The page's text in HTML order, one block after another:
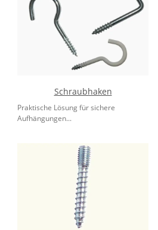
Schraubhaken
Praktische Lösung für sichere
Aufhängungen...